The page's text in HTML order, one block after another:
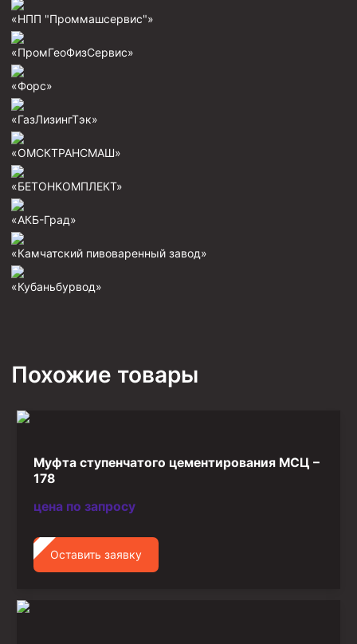
Фрезеры пилотные
Райберы конусные
Ключи
Фрезерующие инструменты
Клинья — отклонители
Быстроразъёмные соединения (БРС)
Рукава буровые
Стропы канатные
Канаты стальные
Элементы линии обвязки
«НПП "Проммашсервис"»
«ПромГеоФизСервис»
«Форс»
«ГазЛизингТэк»
«ОМСКТРАНСМАШ»
«БЕТОНКОМПЛЕКТ»
«АКБ-Град»
«Камчатский пивоваренный завод»
«Кубаньбурвод»
Похожие товары
Муфта ступенчатого цементирования МСЦ –
178
цена по запросу
Оставить заявку